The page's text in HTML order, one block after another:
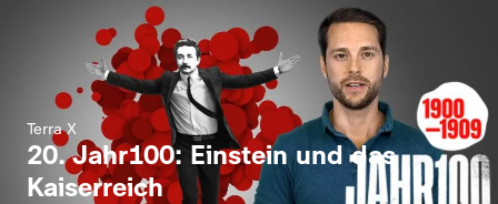
Terra X
20. Jahr100: Einstein und das
Kaiserreich